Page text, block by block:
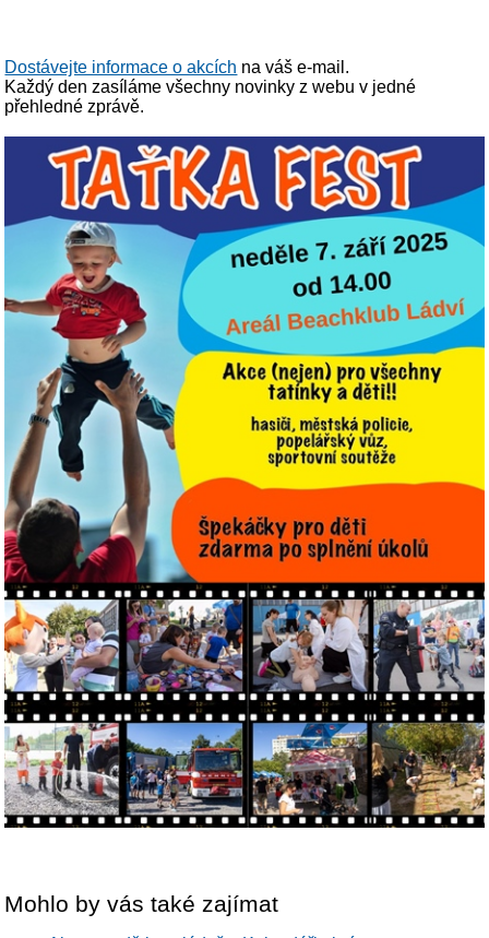
Dostávejte informace o akcích na váš e-mail.
Každý den zasíláme všechny novinky z webu v jedné
přehledné zprávě.
Mohlo by vás také zajímat